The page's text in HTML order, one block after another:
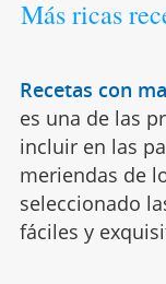
Más ricas
Recetas con
es una de las
incluir en las
meriendas de
seleccionado
fáciles y